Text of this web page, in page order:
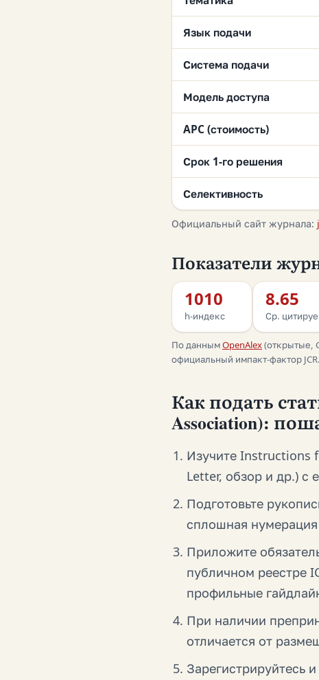
Язык подачи
Система подачи
Модель доступа
APC (стоимость)
Срок 1-го решения
Селективность
Официальный сайт журнала:
Показатели
1010
h-индекс
8.65
Ср.
По даннымOpenAlex(открытые,
официальный импакт-фактор
Как подать
Association):
Изучите Instructions
Letter, обзор и др.) с
Подготовьте
сплошная нумерация
Приложите
публичном реестре
профильные
При наличии
отличается от
Зарегистрируйтесь